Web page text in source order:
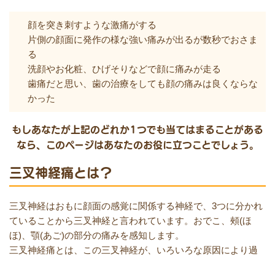
顔を突き刺すような激痛がする
片側の顔面に発作の様な強い痛みが出るが数秒でおさま
る
洗顔やお化粧、ひげそりなどで顔に痛みが走る
歯痛だと思い、歯の治療をしても顔の痛みは良くならな
かった
もしあなたが上記のどれか1つでも当てはまることがある
なら、このページはあなたのお役に立つことでしょう。
三叉神経痛とは？
三叉神経はおもに顔面の感覚に関係する神経で、3つに分かれ
ていることから三叉神経と言われています。おでこ、頰(ほ
ほ)、顎(あご)の部分の痛みを感知します。
三叉神経痛とは、この三叉神経が、いろいろな原因により過